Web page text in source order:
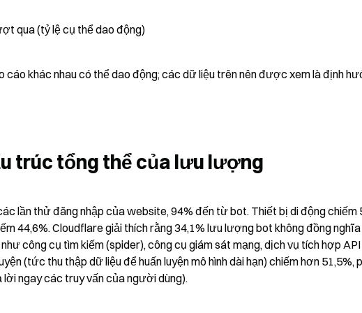
qua (tỷ lệ cụ thể dao động)
cáo khác nhau có thể dao động; các dữ liệu trên nên được xem là định
trúc tổng thể của lưu lượng
lần thử đăng nhập của website, 94% đến từ bot. Thiết bị di động chiếm
44,6%. Cloudflare giải thích rằng 34,1% lưu lượng bot không đồng
công cụ tìm kiếm (spider), công cụ giám sát mạng, dịch vụ tích hợp
(tức thu thập dữ liệu để huấn luyện mô hình dài hạn) chiếm hơn 51,5%,
ngay các truy vấn của người dùng).